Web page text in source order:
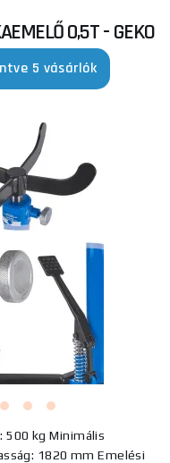
0,5T - GEKO
5 vásárlók
500 kg Minimális
1820 mm Emelési